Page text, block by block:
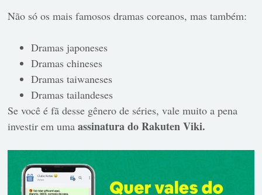
Não só os mais famosos dramas coreanos, mas também:
Dramas japoneses
Dramas chineses
Dramas taiwaneses
Dramas tailandeses
Se você é fã desse gênero de séries, vale muito a pena
investir em umaassinatura do Rakuten Viki.